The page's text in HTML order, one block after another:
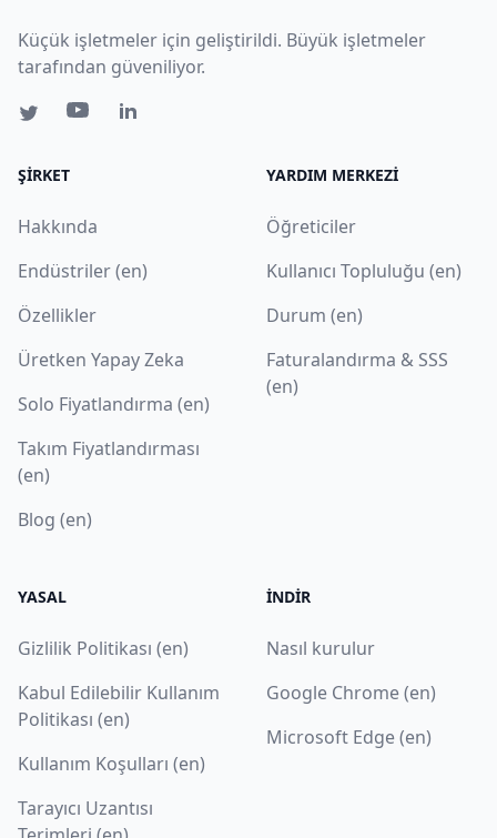
Küçük işletmeler için geliştirildi. Büyük işletmeler
tarafından güveniliyor.
ŞIRKET
Hakkında
Endüstriler (en)
Özellikler
Üretken Yapay Zeka
Solo Fiyatlandırma (en)
Takım Fiyatlandırması
(en)
Blog (en)
YARDIM MERKEZI
Öğreticiler
Kullanıcı Topluluğu (en)
Durum (en)
Faturalandırma & SSS
(en)
YASAL
Gizlilik Politikası (en)
Kabul Edilebilir Kullanım
Politikası (en)
Kullanım Koşulları (en)
Tarayıcı Uzantısı
İNDIR
Nasıl kurulur
Google Chrome (en)
Microsoft Edge (en)